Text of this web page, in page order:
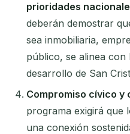
prioridades
deberán demostrar
sea inmobiliaria,
público, se alinea con
desarrollo de San
Compromiso cívico y
programa exigirá que
una conexión